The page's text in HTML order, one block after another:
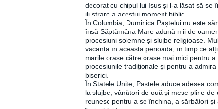
decorat cu chipul lui Isus și l-a lăsat să se
ilustrare a acestui moment biblic.
În Columbia, Duminica Paștelui nu este
însă Săptămâna Mare adună mii de
procesiuni solemne și slujbe religioase.
vacanță în această perioadă, în timp ce
marile orașe către orașe mai mici pentru a
procesiunile tradiționale și pentru a
biserici.
În Statele Unite, Paștele aduce adesea
la slujbe, vânători de ouă și mese pline de
reunesc pentru a se închina, a sărbători și